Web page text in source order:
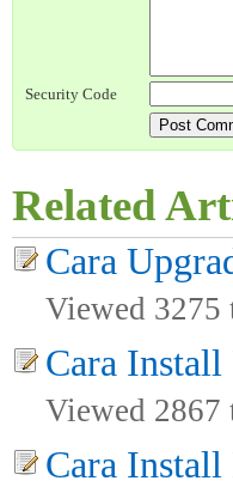
Security Code
Related
Cara
Viewed 3275
Cara Install
Viewed 2867
Cara Install